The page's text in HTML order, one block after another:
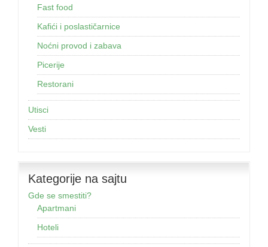
Fast food
Kafići i poslastičarnice
Noćni provod i zabava
Picerije
Restorani
Utisci
Vesti
Kategorije na sajtu
Gde se smestiti?
Apartmani
Hoteli